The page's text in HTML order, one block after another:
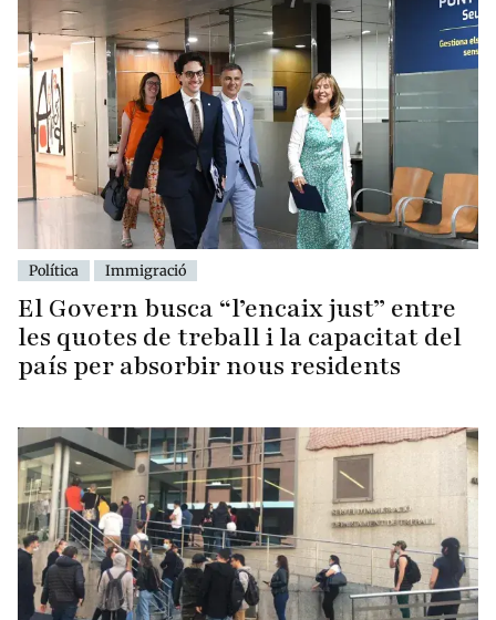
Política Immigració
El Govern busca “l’encaix just” entre
les quotes de treball i la capacitat del
país per absorbir nous residents